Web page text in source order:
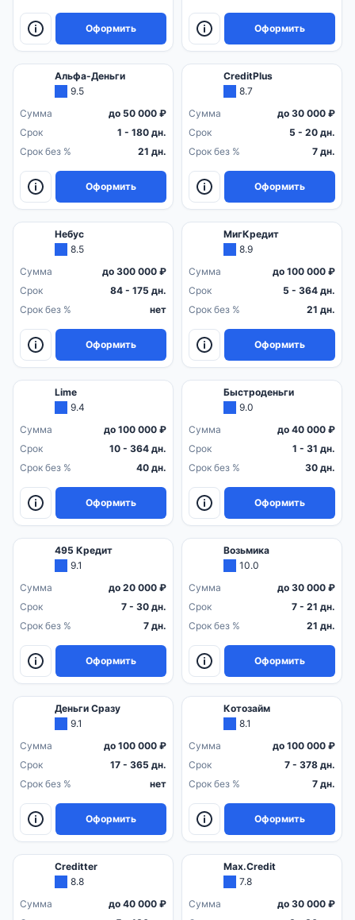
Оформить Оформить
Альфа-Деньги
9.5
Сумма
до 50 000 ₽
Срок
1 - 180 дн.
Срок без %
21 дн.
Оформить
CreditPlus
8.7
Сумма
до 30 000 ₽
Срок
5 - 20 дн.
Срок без %
7 дн.
Оформить
Небус
8.5
Сумма
до 300 000 ₽
Срок
84 - 175 дн.
Срок без %
нет
Оформить
МигКредит
8.9
Сумма
до 100 000 ₽
Срок
5 - 364 дн.
Срок без %
21 дн.
Оформить
Lime
9.4
Сумма
до 100 000 ₽
Срок
10 - 364 дн.
Срок без %
40 дн.
Оформить
Быстроденьги
9.0
Сумма
до 40 000 ₽
Срок
1 - 31 дн.
Срок без %
30 дн.
Оформить
495 Кредит
9.1
Сумма
до 20 000 ₽
Срок
7 - 30 дн.
Срок без %
7 дн.
Оформить
Возьмика
10.0
Сумма
до 30 000 ₽
Срок
7 - 21 дн.
Срок без %
21 дн.
Оформить
Деньги Сразу
9.1
Сумма
до 100 000 ₽
Срок
17 - 365 дн.
Срок без %
нет
Оформить
Котозайм
8.1
Сумма
до 100 000 ₽
Срок
7 - 378 дн.
Срок без %
7 дн.
Оформить
Creditter
8.8
Сумма
до 40 000 ₽
Max.Credit
7.8
Сумма
до 30 000 ₽